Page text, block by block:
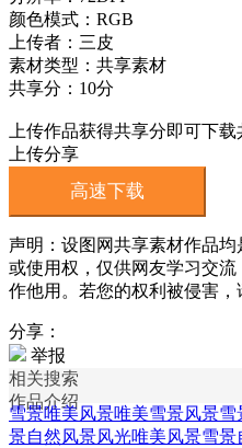
颜色模式：RGB
上传者：三皮
素材类型：共享素材
共享分：10分
上传作品获得共享分即可下
上传分享
高速下载
声明：设图网共享素材作品
或使用权，仅供网友学习交
作他用。若您的权利被侵害，
分享：
举报
相关搜索
作品介绍
雪景唯美风景唯美雪景风景雪
景自然风景风光唯美风景雪景